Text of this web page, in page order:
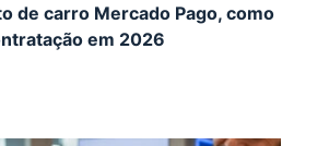
de carro Mercado Pago, como
em 2026